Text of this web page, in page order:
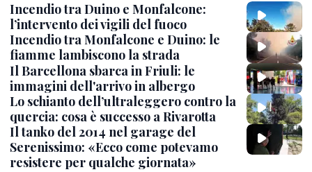
Incendio tra Duino e Monfalcone:
l’intervento dei vigili del fuoco
Incendio tra Monfalcone e Duino: le
fiamme lambiscono la strada
Il Barcellona sbarca in Friuli: le
immagini dell'arrivo in albergo
Lo schianto dell’ultraleggero contro la
quercia: cosa è successo a Rivarotta
Il tanko del 2014 nel garage del
Serenissimo: «Ecco come potevamo
resistere per qualche giornata»